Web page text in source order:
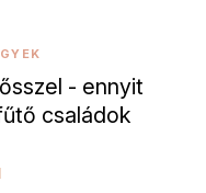
- ennyit
családok